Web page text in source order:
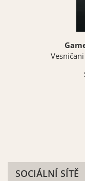
SOCIÁLNÍ SÍTĚ